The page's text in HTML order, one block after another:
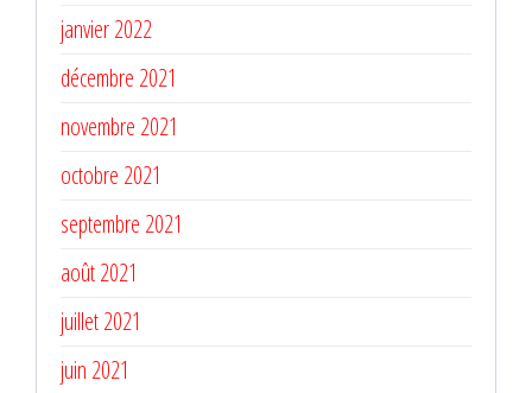
janvier 2022
décembre 2021
novembre 2021
octobre 2021
septembre 2021
août 2021
juillet 2021
juin 2021